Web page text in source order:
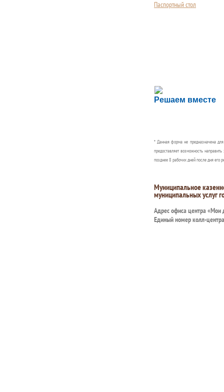
Паспортный стол
Решаем вместе
Сложности с
Сообщите об этом
* Данная форма не предназначена
предоставляет возможность
позднее 8 рабочих дней после дня его
Муниципальное
муниципальных услуг
Адрес офиса центра «Мои
Единый номер колл-